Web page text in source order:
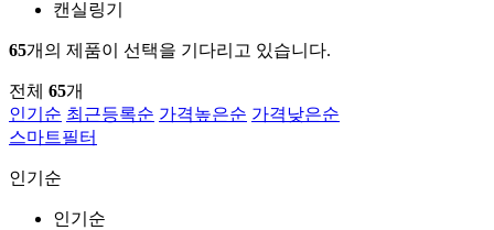
캔실링기
65개의 제품이 선택을 기다리고 있습니다.
전체 65개
인기순 최근등록순 가격높은순 가격낮은순
스마트필터
인기순
인기순